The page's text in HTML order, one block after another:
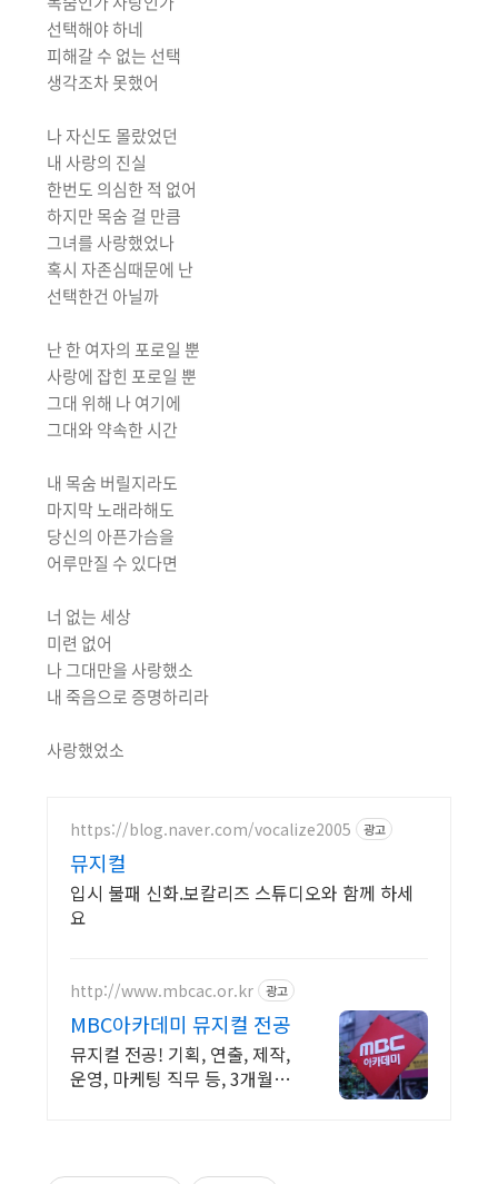
선택해야 하네
피해갈 수 없는 선택
생각조차 못했어
나 자신도 몰랐었던
내 사랑의 진실
한번도 의심한 적 없어
하지만 목숨 걸 만큼
그녀를 사랑했었나
혹시 자존심때문에 난
선택한건 아닐까
난 한 여자의 포로일 뿐
사랑에 잡힌 포로일 뿐
그대 위해 나 여기에
그대와 약속한 시간
내 목숨 버릴지라도
마지막 노래라해도
당신의 아픈가슴을
어루만질 수 있다면
너 없는 세상
미련 없어
나 그대만을 사랑했소
내 죽음으로 증명하리라
사랑했었소
https://blog.naver.com/vocalize2005 광고
뮤지컬
입시 불패 신화.보칼리즈 스튜디오와 함께 하세
요
http://www.mbcac.or.kr 광고
MBC아카데미 뮤지컬 전공
뮤지컬 전공! 기획, 연출, 제작,
운영, 마케팅 직무 등, 3개월 정